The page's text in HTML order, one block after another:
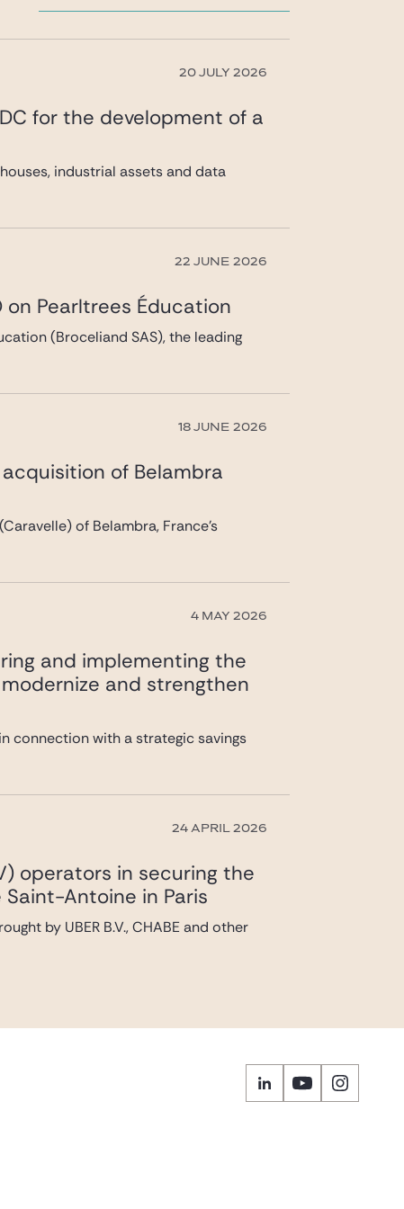
20 JULY 2026
for the development of a
industrial assets and data
22 JUNE 2026
on Pearltrees Éducation
(Broceliand SAS), the leading
18 JUNE 2026
of Belambra
of Belambra, France’s
4 MAY 2026
and implementing the
and strengthen
connection with a strategic savings
24 APRIL 2026
operators in securing the
Antoine in Paris
by UBER B.V., CHABE and other